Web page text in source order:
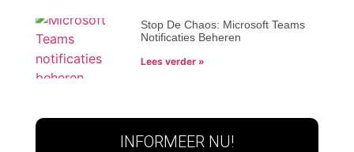
Stop De Chaos: Microsoft Teams
Notificaties Beheren
Lees verder »
INFORMEER NU!